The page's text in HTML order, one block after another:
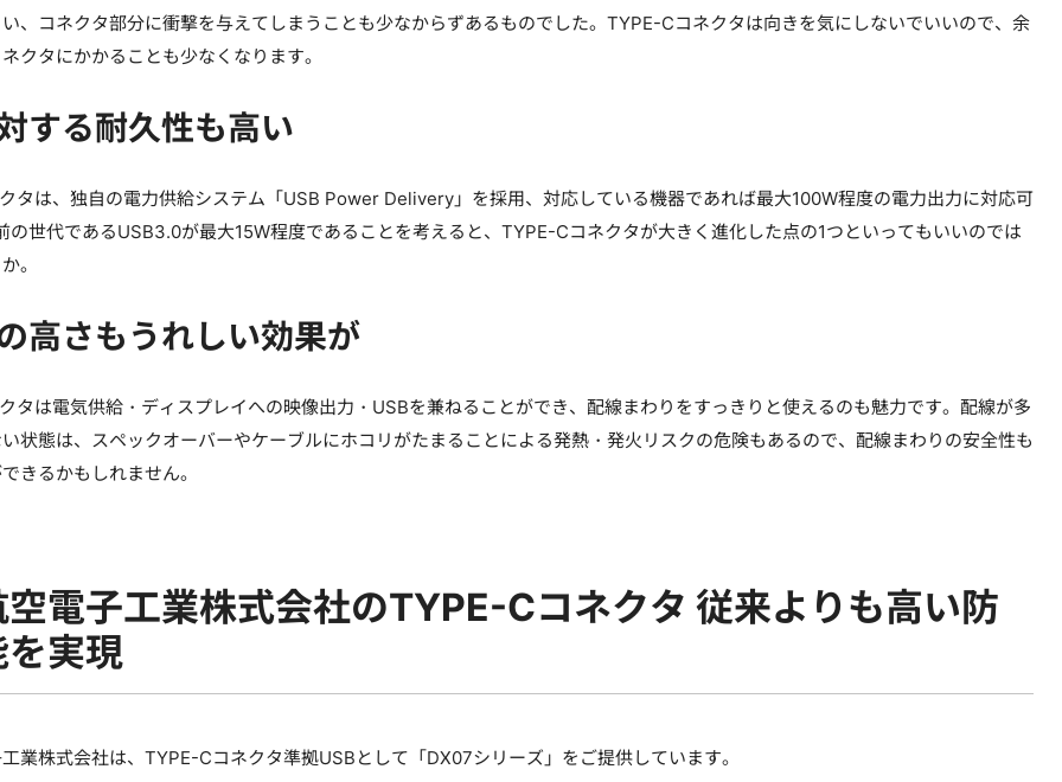
、コネクタ部分に衝撃を与えてしまうことも少なからずあるものでした。TYPE-Cコネクタは向きを気にしないでいいので、余
クタにかかることも少なくなります。
する耐久性も高い
タは、独自の電力供給システム「USB Power Delivery」を採用、対応している機器であれば最大100W程度の電力出力に対応可
の世代であるUSB3.0が最大15W程度であることを考えると、TYPE-Cコネクタが大きく進化した点の1つといってもいいのでは
。
高さもうれしい効果が
タは電気供給・ディスプレイへの映像出力・USBを兼ねることができ、配線まわりをすっきりと使えるのも魅力です。配線が多
状態は、スペックオーバーやケーブルにホコリがたまることによる発熱・発火リスクの危険もあるので、配線まわりの安全性も
きるかもしれません。
電子工業株式会社のTYPE-Cコネクタ 従来よりも高い防
実現
業株式会社は、TYPE-Cコネクタ準拠USBとして「DX07シリーズ」をご提供しています。